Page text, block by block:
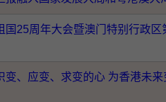
25周年大会暨澳门特别行政
、应变、求变的心 为香港未